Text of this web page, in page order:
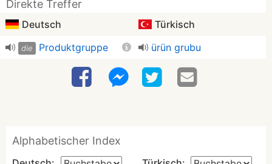
Direkte Treffer
Deutsch Türkisch
die Produktgruppe ürün grubu
Alphabetischer Index